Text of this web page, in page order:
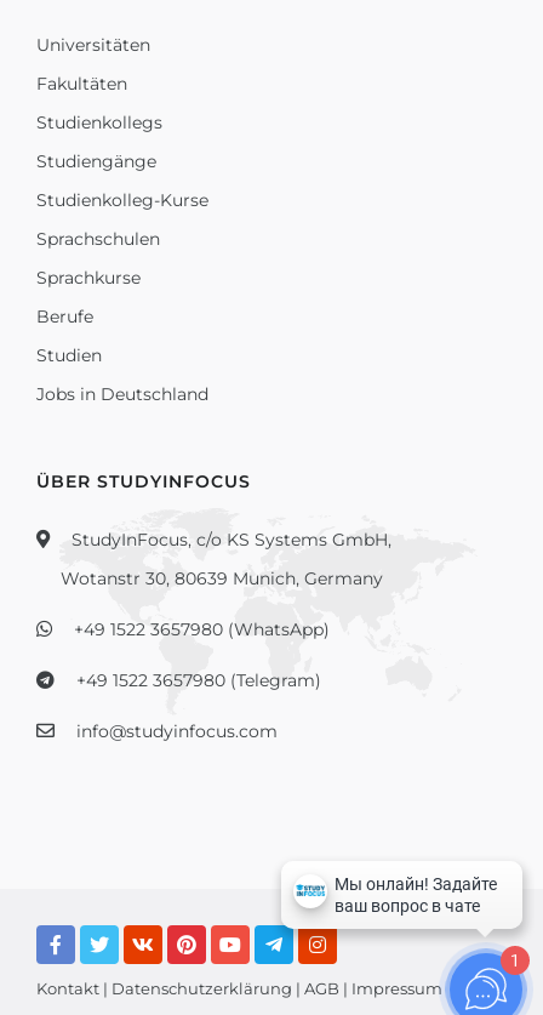
Universitäten
Fakultäten
Studienkollegs
Studiengänge
Studienkolleg-Kurse
Sprachschulen
Sprachkurse
Berufe
Studien
Jobs in Deutschland
ÜBER STUDYINFOCUS
StudyInFocus, c/o KS Systems GmbH,
Wotanstr 30, 80639 Munich, Germany
+49 1522 3657980 (WhatsApp)
+49 1522 3657980 (Telegram)
info@studyinfocus.com
Kontakt | Datenschutzerklärung | AGB | Impressum
1